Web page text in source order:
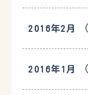
2016年2月
2016年1月